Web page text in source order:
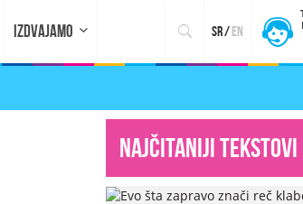
IZDVAJAMO sr/en
Najčitaniji tekstovi